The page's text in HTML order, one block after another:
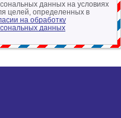
данных на условиях
целей, определенных в
на обработку
данных